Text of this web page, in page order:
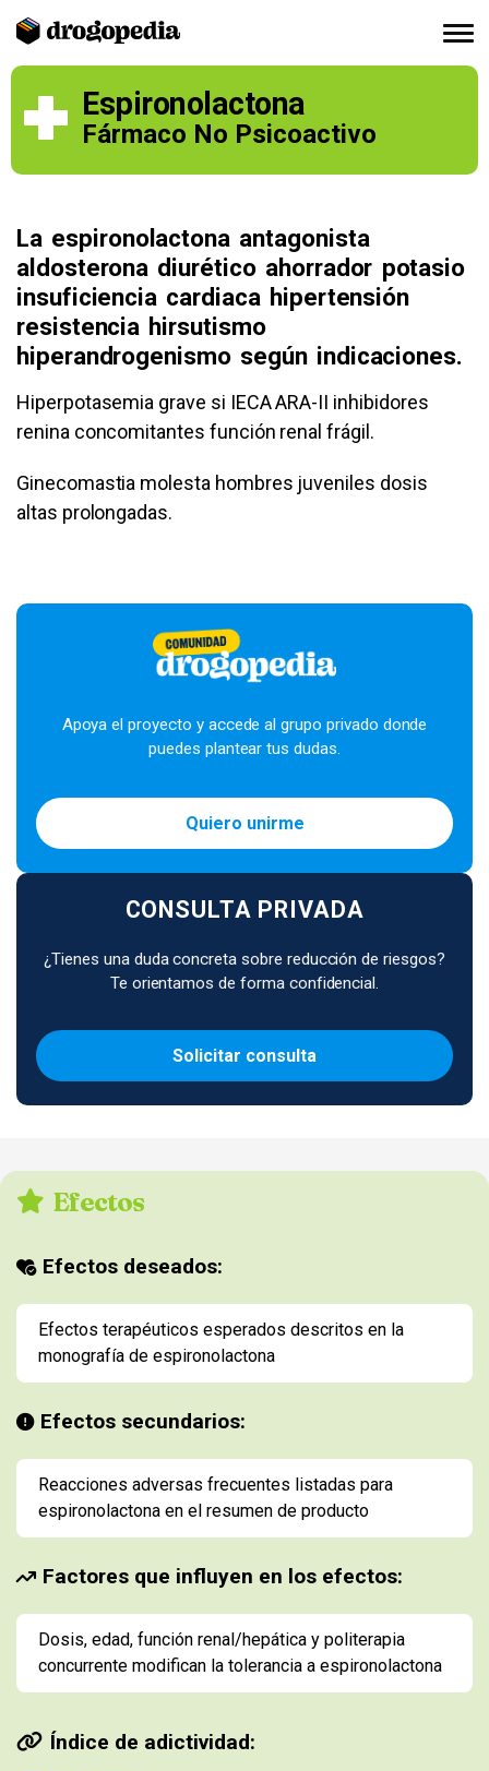
Espironolactona
Fármaco No Psicoactivo
La espironolactona antagonista
aldosterona diurético ahorrador potasio
insuficiencia cardiaca hipertensión
resistencia hirsutismo
hiperandrogenismo según indicaciones.
Hiperpotasemia grave si IECA ARA-II inhibidores
renina concomitantes función renal frágil.
Ginecomastia molesta hombres juveniles dosis
altas prolongadas.
Apoya el proyecto y accede al grupo privado donde
puedes plantear tus dudas.
Quiero unirme
CONSULTA PRIVADA
¿Tienes una duda concreta sobre reducción de riesgos?
Te orientamos de forma confidencial.
Solicitar consulta
Efectos
Efectos deseados:
Efectos terapéuticos esperados descritos en la
monografía de espironolactona
Efectos secundarios:
Reacciones adversas frecuentes listadas para
espironolactona en el resumen de producto
Factores que influyen en los efectos:
Dosis, edad, función renal/hepática y politerapia
concurrente modifican la tolerancia a espironolactona
Índice de adictividad: